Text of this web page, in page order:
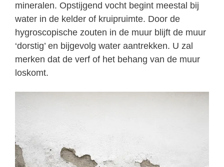
mineralen. Opstijgend vocht begint meestal bij
water in de kelder of kruipruimte. Door de
hygroscopische zouten in de muur blijft de muur
‘dorstig’ en bijgevolg water aantrekken. U zal
merken dat de verf of het behang van de muur
loskomt.